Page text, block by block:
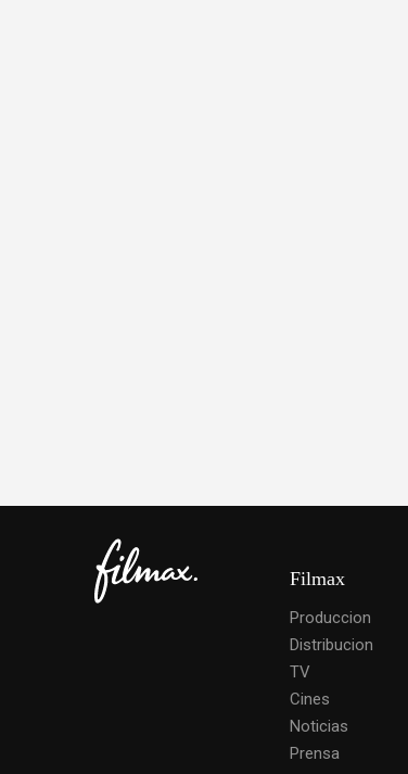
Filmax
Produccion
Distribucion
TV
Cines
Noticias
Prensa